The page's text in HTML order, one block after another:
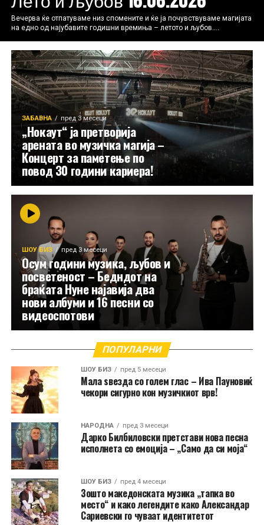
Вечерва ќе отпатуваме низ спомените и ќе ја почувствуваме магијата
на едно од најубавите годишни времиња – летото и љубов....
ЗАБАВНА пред 3 месеци
„Нокаут“ ја претворија
арената во музичка магија –
Концерт за паметење по
повод 30 години кариера!
ШОУ БИЗ пред 3 месеци
Осум години музика, љубов и
посветеност – Бедндот на
браќата Нуне најавија два
нови албуми и 16 песни со
видеоспотови
ПОПУЛАРНИ
ШОУ БИЗ пред 5 месеци
Мала ѕвезда со голем глас – Ива Пауновиќ
чекори сигурно кон музичкиот врв!
НАРОДНА пред 3 месеци
Дарко Билбиловски претстави нова песна
исполнета со емоција – „Само да си моја“
ШОУ БИЗ пред 4 месеци
Зошто македонската музика „тапка во
место“ и како легендите како Александар
Сариевски го чуваат идентитетот